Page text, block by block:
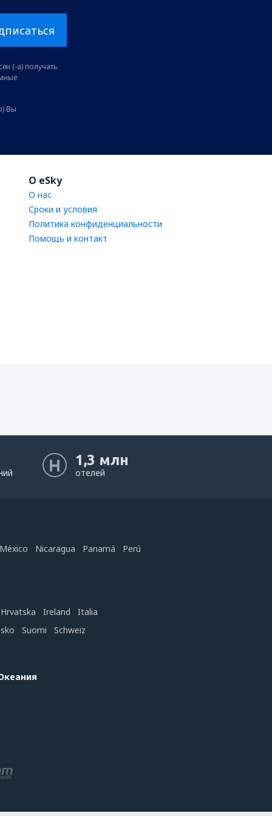
(-а) получать
Вы
O eSky
О нас
Сроки и условия
Политика конфиденциальности
Помощь и контакт
1,3 млн
отелей
México Nicaragua Panamá Perú
Hrvatska Ireland
Italia
Suomi Schweiz